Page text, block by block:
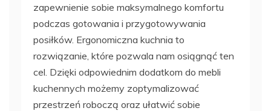
zapewnienie sobie maksymalnego komfortu
podczas gotowania i przygotowywania
posiłków. Ergonomiczna kuchnia to
rozwiązanie, które pozwala nam osiągnąć ten
cel. Dzięki odpowiednim dodatkom do mebli
kuchennych możemy zoptymalizować
przestrzeń roboczą oraz ułatwić sobie